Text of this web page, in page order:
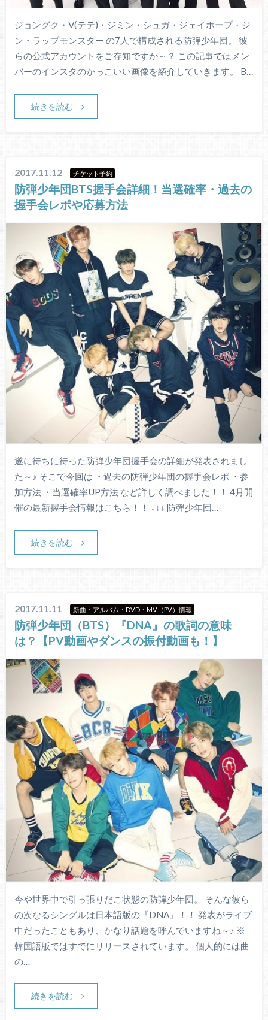
ジョングク・V(テテ)・ジミン・シュガ・ジェイホープ・ジ
ン・ラップモンスター の7人で構成される防弾少年団。 彼
らの公式アカウントをご存知ですか～？ この記事ではメン
バーのインスタのかっこいい画像を紹介していきます。 B…
続きを読む
2017.11.12 チケット予約
防弾少年団BTS握手会詳細！当選確率・過去の
握手会レポや応募方法
遂に待ちに待った防弾少年団握手会の詳細が発表されまし
た～♪ そこで今回は ・過去の防弾少年団の握手会レポ ・参
加方法 ・当選確率UP方法 など詳しく調べました！！ 4月開
催の最新握手会情報はこちら！！ ↓↓↓ 防弾少年団…
続きを読む
2017.11.11 新曲・アルバム・DVD・MV（PV）情報
防弾少年団（BTS）『DNA』の歌詞の意味
は？【PV動画やダンスの振付動画も！】
今や世界中で引っ張りだこ状態の防弾少年団。 そんな彼ら
の次なるシングルは日本語版の『DNA』！！ 発表がライブ
中だったこともあり、かなり話題を呼んでいますね～♪ ※
韓国語版ではすでにリリースされています。 個人的には曲
の…
続きを読む